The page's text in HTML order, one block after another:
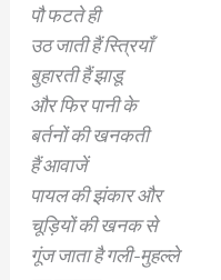
पौ फटते ही
उठ जाती हैं स्त्रियाँ
बुहारती हैं झाडू
और फिर पानी के
बर्तनों की खनकती
हैं आवाजें
पायल की झंकार और
चूड़ियों की खनक से
गूंज जाता है गली-मुहल्ले